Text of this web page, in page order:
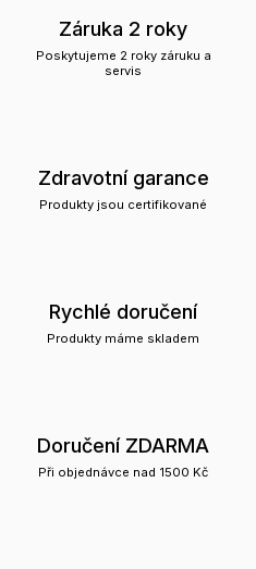
Záruka 2 roky
Poskytujeme 2 roky záruku a
servis
Zdravotní garance
Produkty jsou certifikované
Rychlé doručení
Produkty máme skladem
Doručení ZDARMA
Při objednávce nad 1500 Kč